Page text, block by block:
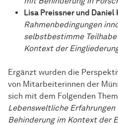
Lisa Preissner und Daniel
Rahmenbedingungen
selbstbestimme
Kontext der
Ergänzt wurden die
von Mitarbeiterinnen der
sich mit dem Folgenden
Lebensweltliche Erfahrungen
Behinderung im Kontext der